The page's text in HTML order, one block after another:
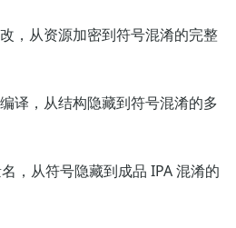
，从资源加密到符号混淆的完整
译，从结构隐藏到符号混淆的多
，从符号隐藏到成品 IPA 混淆的